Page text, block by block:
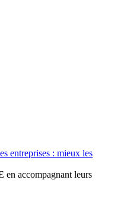
entreprises : mieux les
en accompagnant leurs